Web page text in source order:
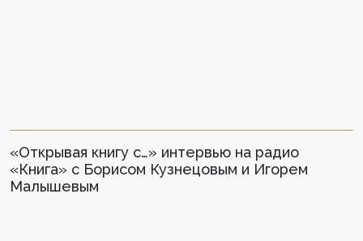
«Открывая книгу с…» интервью на радио
«Книга» с Борисом Кузнецовым и Игорем
Малышевым